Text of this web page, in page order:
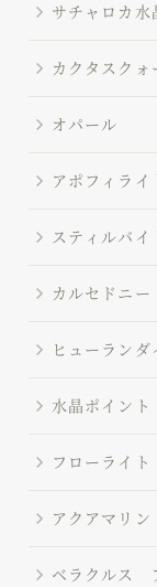
サチャロカ水
カクタスクォ
オパール
アポフィライ
スティルバイ
カルセドニー
ヒューランダ
水晶ポイント
フローライト
アクアマリン
ベラクルス